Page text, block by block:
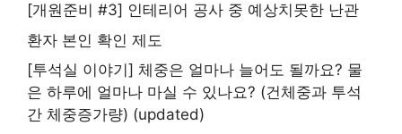
[개원준비 #3] 인테리어 공사 중 예상치못한 난관
환자 본인 확인 제도
[투석실 이야기] 체중은 얼마나 늘어도 될까요? 물
은 하루에 얼마나 마실 수 있나요? (건체중과 투석
간 체중증가량) (updated)